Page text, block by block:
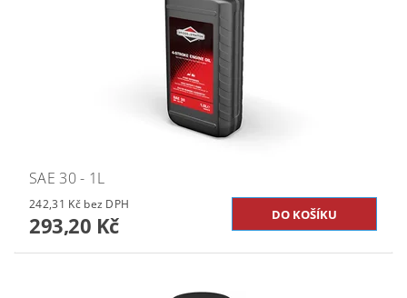
SAE 30 - 1L
242,31 Kč bez DPH
293,20 Kč